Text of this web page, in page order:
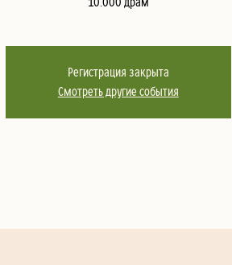
Регистрация закрыта
Смотреть другие события